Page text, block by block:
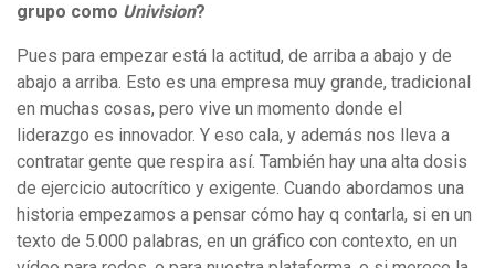
grupo como Univision?
Pues para empezar está la actitud, de arriba a abajo y de
abajo a arriba. Esto es una empresa muy grande, tradicional
en muchas cosas, pero vive un momento donde el
liderazgo es innovador. Y eso cala, y además nos lleva a
contratar gente que respira así. También hay una alta dosis
de ejercicio autocrítico y exigente. Cuando abordamos una
historia empezamos a pensar cómo hay q contarla, si en un
texto de 5.000 palabras, en un gráfico con contexto, en un